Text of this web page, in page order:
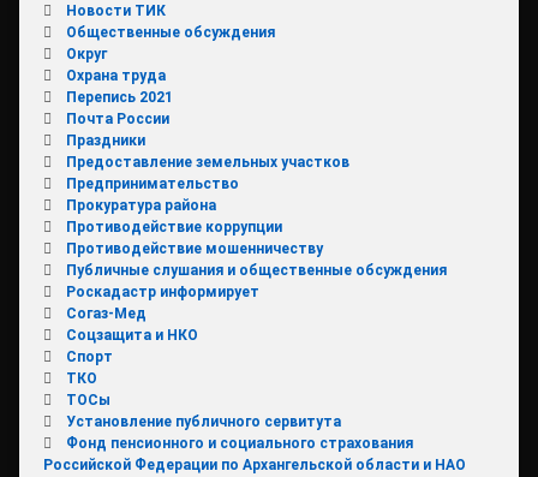
Новости ТИК
Общественные обсуждения
Округ
Охрана труда
Перепись 2021
Почта России
Праздники
Предоставление земельных участков
Предпринимательство
Прокуратура района
Противодействие коррупции
Противодействие мошенничеству
Публичные слушания и общественные обсуждения
Роскадастр информирует
Согаз-Мед
Соцзащита и НКО
Спорт
ТКО
ТОСы
Установление публичного сервитута
Фонд пенсионного и социального страхования
Российской Федерации по Архангельской области и НАО